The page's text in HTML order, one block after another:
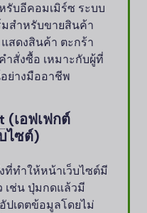
บอีคอมเมิร์ซ ระบบ
สำหรับขายสินค้า
สดงสินค้า ตะกร้า
ำสั่งซื้อ เหมาะกับผู้ที่
ย่างมืออาชีพ
(เอฟเฟกต์
ไซต์)
ที่ทำให้หน้าเว็บไซต์มี
เช่น ปุ่มกดแล้วมี
ปเดตข้อมูลโดยไม่